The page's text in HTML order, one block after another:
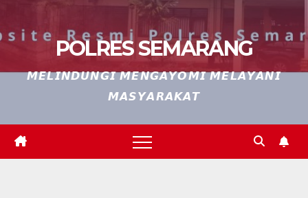
POLRES SEMARANG
𝙈𝙀𝙇𝙄𝙉𝘿𝙐𝙉𝙂𝙄 𝙈𝙀𝙉𝙂𝘼𝙔𝙊𝙈𝙄 𝙈𝙀𝙇𝘼𝙔𝘼𝙉𝙄
𝙈𝘼𝙎𝙔𝘼𝙍𝘼𝙆𝘼𝙏